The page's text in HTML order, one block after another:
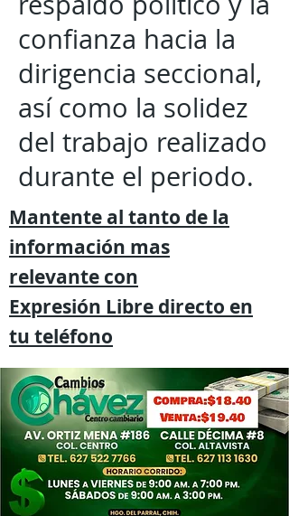
confianza hacia la
dirigencia seccional,
así como la solidez
del trabajo realizado
durante el periodo.
Mantente al tanto de la
información mas
relevante con
Expresión Libre directo en
tu teléfono